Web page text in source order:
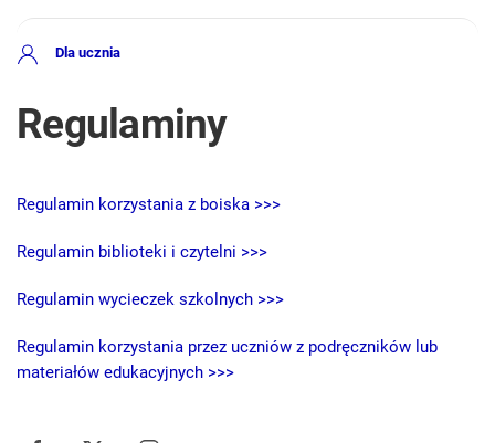
Dla ucznia
Regulaminy
Regulamin korzystania z boiska >>>
Regulamin biblioteki i czytelni >>>
Regulamin wycieczek szkolnych >>>
Regulamin korzystania przez uczniów z podręczników lub
materiałów edukacyjnych >>>